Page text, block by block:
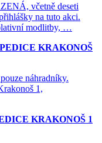
včetně deseti
na tuto akci.
modlitby, …
KRAKONOŠ
náhradníky.
1,
KRAKONOŠ 1